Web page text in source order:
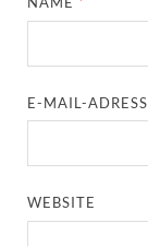
E-MAIL-
WEBSITE